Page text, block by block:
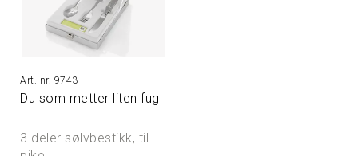
9743
Du som metter liten fugl
3 deler sølvbestikk, til